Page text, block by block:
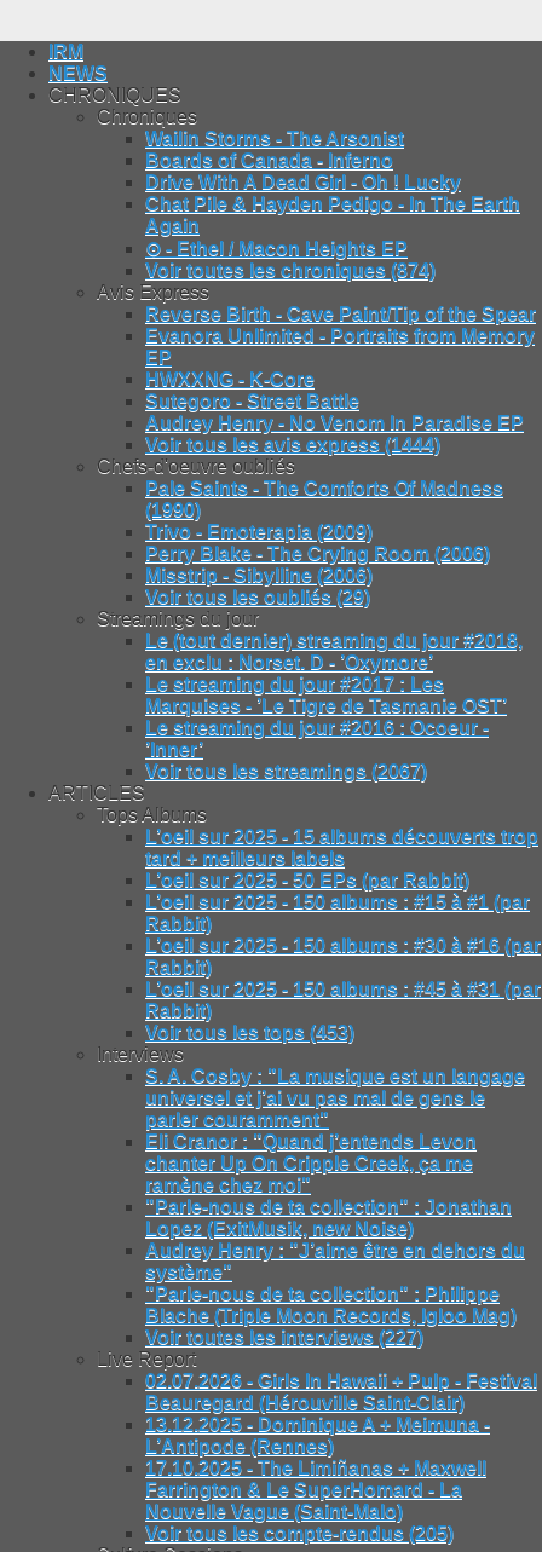
IRM
NEWS
CHRONIQUES
Chroniques
Wailin Storms - The Arsonist
Boards of Canada - Inferno
Drive With A Dead Girl - Oh ! Lucky
Chat Pile & Hayden Pedigo - In The Earth
Again
⊙ - Ethel / Macon Heights EP
Voir toutes les chroniques (874)
Avis Express
Reverse Birth - Cave Paint/Tip of the Spear
Evanora Unlimited - Portraits from Memory
EP
HWXXNG - K-Core
Sutegoro - Street Battle
Audrey Henry - No Venom In Paradise EP
Voir tous les avis express (1444)
Chefs-d'oeuvre oubliés
Pale Saints - The Comforts Of Madness
(1990)
Trivo - Emoterapia (2009)
Perry Blake - The Crying Room (2006)
Misstrip - Sibylline (2006)
Voir tous les oubliés (29)
Streamings du jour
Le (tout dernier) streaming du jour #2018,
en exclu : Norset. D - ’Oxymore’
Le streaming du jour #2017 : Les
Marquises - ’Le Tigre de Tasmanie OST’
Le streaming du jour #2016 : Ocoeur -
’Inner’
Voir tous les streamings (2067)
ARTICLES
Tops Albums
L’oeil sur 2025 - 15 albums découverts trop
tard + meilleurs labels
L’oeil sur 2025 - 50 EPs (par Rabbit)
L’oeil sur 2025 - 150 albums : #15 à #1 (par
Rabbit)
L’oeil sur 2025 - 150 albums : #30 à #16 (par
Rabbit)
L’oeil sur 2025 - 150 albums : #45 à #31 (par
Rabbit)
Voir tous les tops (453)
Interviews
S. A. Cosby : "La musique est un langage
universel et j’ai vu pas mal de gens le
parler couramment"
Eli Cranor : "Quand j’entends Levon
chanter Up On Cripple Creek, ça me
ramène chez moi"
"Parle-nous de ta collection" : Jonathan
Lopez (ExitMusik, new Noise)
Audrey Henry : "J’aime être en dehors du
système"
"Parle-nous de ta collection" : Philippe
Blache (Triple Moon Records, Igloo Mag)
Voir toutes les interviews (227)
Live Report
02.07.2026 - Girls In Hawaii + Pulp - Festival
Beauregard (Hérouville Saint-Clair)
13.12.2025 - Dominique A + Meimuna -
L’Antipode (Rennes)
17.10.2025 - The Limiñanas + Maxwell
Farrington & Le SuperHomard - La
Nouvelle Vague (Saint-Malo)
Voir tous les compte-rendus (205)